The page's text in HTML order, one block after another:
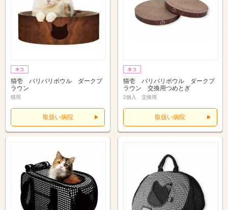
猫壱 バリバリボウル ダークブ
ラウン
猫用
取扱い病院
猫壱 バリバリボウル ダークブ
ラウン 交換用つめとぎ
2個入 交換用
取扱い病院